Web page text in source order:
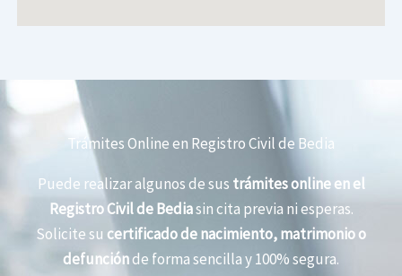
Trámites Online en Registro Civil de Bedia
Puede realizar algunos de sus trámites online en el
Registro Civil de Bediasin cita previa ni esperas.
Solicite su certificado de nacimiento, matrimonio o
defunciónde forma sencilla y 100% segura.